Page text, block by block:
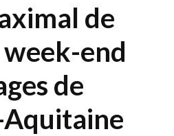
de
week-end
de